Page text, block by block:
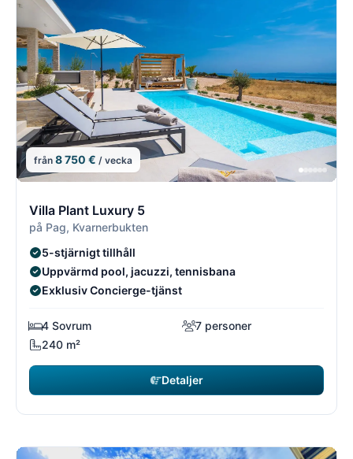
från 8 750 € / vecka
Villa Plant Luxury 5
på Pag, Kvarnerbukten
5-stjärnigt tillhåll
Uppvärmd pool, jacuzzi, tennisbana
Exklusiv Concierge-tjänst
4 Sovrum
7 personer
240 m²
Detaljer